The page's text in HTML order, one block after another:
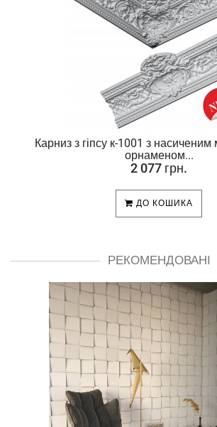
Карниз з гіпсу к-1001 з
орнаменом...
2 077 грн.
ДО КОШИКА
РЕКОМЕНДОВАНІ